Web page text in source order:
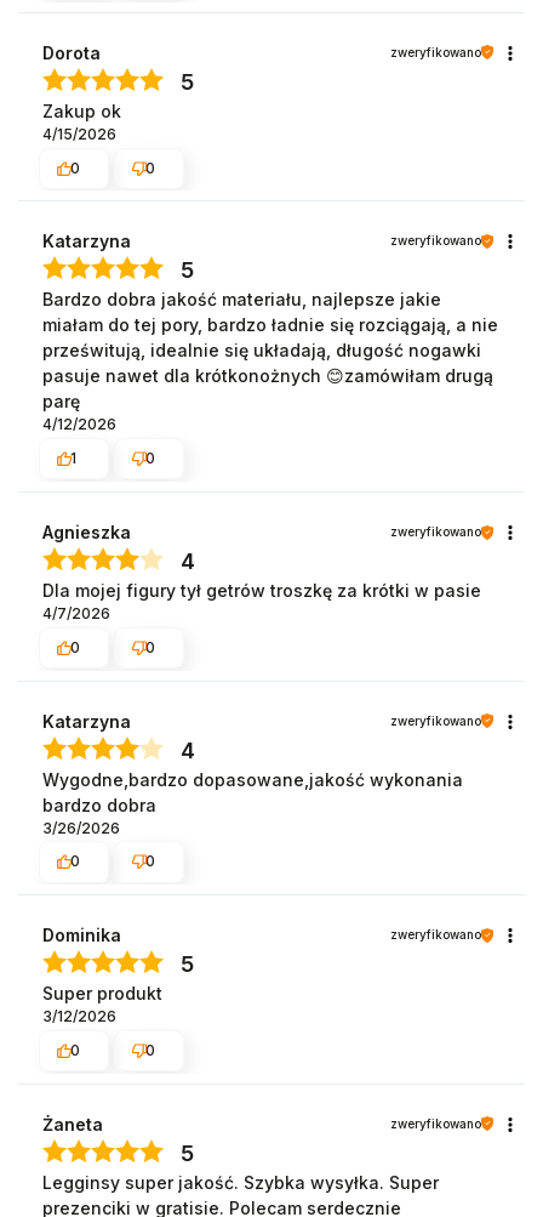
Dorota zweryfikowano
5
Zakup ok
4/15/2026
0
0
Katarzyna zweryfikowano
5
Bardzo dobra jakość materiału, najlepsze jakie
miałam do tej pory, bardzo ładnie się rozciągają, a nie
prześwitują, idealnie się układają, długość nogawki
pasuje nawet dla krótkonożnych 😊zamówiłam drugą
parę
4/12/2026
1
0
Agnieszka zweryfikowano
4
Dla mojej figury tył getrów troszkę za krótki w pasie
4/7/2026
0
0
Katarzyna zweryfikowano
4
Wygodne,bardzo dopasowane,jakość wykonania
bardzo dobra
3/26/2026
0
0
Dominika zweryfikowano
5
Super produkt
3/12/2026
0
0
Żaneta zweryfikowano
5
Legginsy super jakość. Szybka wysyłka. Super
prezenciki w gratisie. Polecam serdecznie